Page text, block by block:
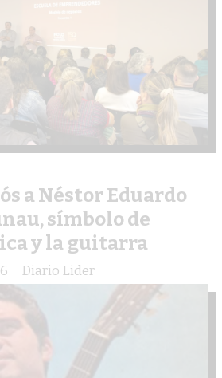
a Néstor Eduardo
símbolo de
y la guitarra
Diario Lider